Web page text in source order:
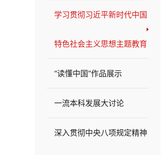
学习贯彻习近平新时代中国
特色社会主义思想主题教育
“读懂中国”作品展示
一流本科发展大讨论
深入贯彻中央八项规定精神